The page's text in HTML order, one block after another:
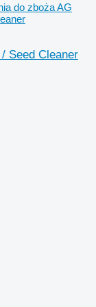
do zboża AG
Seed Cleaner